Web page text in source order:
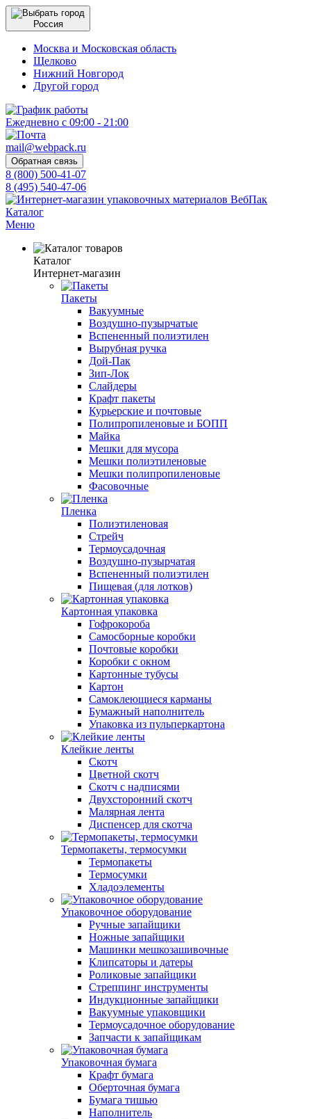
Россия
Москва и Московская область
Щелково
Нижний Новгород
Другой город
Ежедневно с 09:00 - 21:00
mail@webpack.ru
Обратная связь
8 (800) 500-41-07
8 (495) 540-47-06
Каталог
Меню
Каталог
Интернет-магазин
Пакеты
Вакуумные
Воздушно-пузырчатые
Вспененный полиэтилен
Вырубная ручка
Дой-Пак
Зип-Лок
Слайдеры
Крафт пакеты
Курьерские и почтовые
Полипропиленовые и БОПП
Майка
Мешки для мусора
Мешки полиэтиленовые
Мешки полипропиленовые
Фасовочные
Пленка
Полиэтиленовая
Стрейч
Термоусадочная
Воздушно-пузырчатая
Вспененный полиэтилен
Пищевая (для лотков)
Картонная упаковка
Гофрокороба
Самосборные коробки
Почтовые коробки
Коробки с окном
Картонные тубусы
Картон
Самоклеющиеся карманы
Бумажный наполнитель
Упаковка из пульперкартона
Клейкие ленты
Скотч
Цветной скотч
Скотч с надписями
Двухсторонний скотч
Малярная лента
Диспенсер для скотча
Термопакеты, термосумки
Термопакеты
Термосумки
Хладоэлементы
Упаковочное оборудование
Ручные запайщики
Ножные запайщики
Машинки мешкозашивочные
Клипсаторы и датеры
Роликовые запайщики
Стреппинг инструменты
Индукционные запайщики
Вакуумные упаковщики
Термоусадочное оборудование
Запчасти к запайщикам
Упаковочная бумага
Крафт бумага
Оберточная бумага
Бумага тишью
Наполнитель